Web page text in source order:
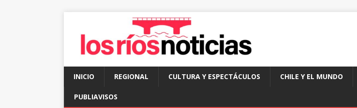
INICIO REGIONAL CULTURA Y ESPECTÁCULOS CHILE Y EL MUNDO
PUBLIAVISOS